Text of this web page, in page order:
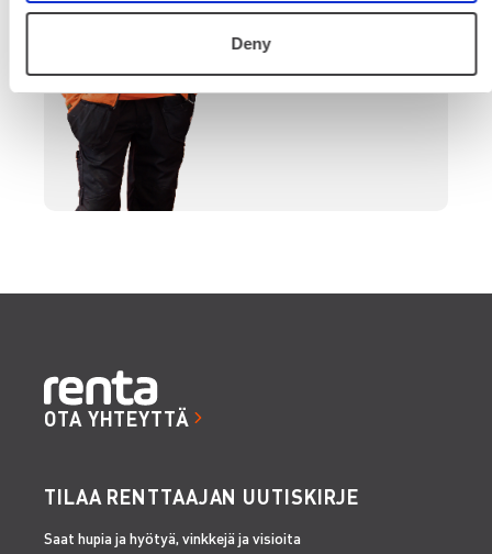
Deny
SOITA
OTA YHTEYTTÄ
TILAA RENTTAAJAN UUTISKIRJE
Saat hupia ja hyötyä, vinkkejä ja visioita